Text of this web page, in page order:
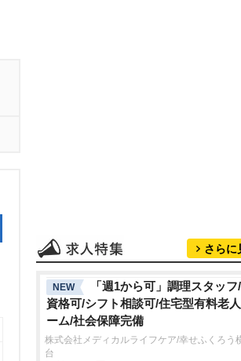
さらに
NEW
「週1から可」調理スタッフ
資格可/シフト相談可/住宅型有料老
ーム/社会保障完備
株式会社メディカルライフケア/幸せふくろう
台